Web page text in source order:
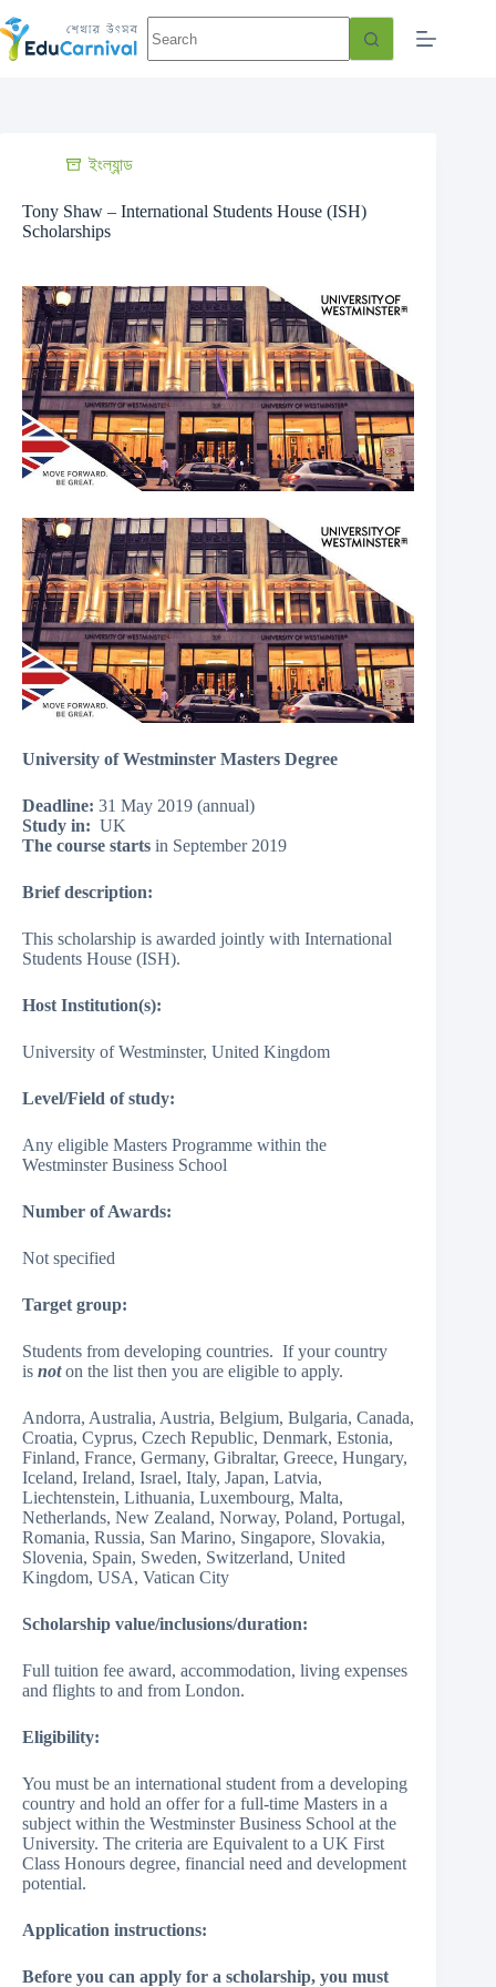
ইংল্যান্ড
Tony Shaw – International Students House (ISH)
Scholarships
University of Westminster Masters Degree
Deadline: 31 May 2019 (annual)
Study in: UK
The course starts in September 2019
Brief description:
This scholarship is awarded jointly with International
Students House (ISH).
Host Institution(s):
University of Westminster, United Kingdom
Level/Field of study:
Any eligible Masters Programme within the
Westminster Business School
Number of Awards:
Not specified
Target group:
Students from developing countries. If your country
is noton the list then you are eligible to apply.
Andorra, Australia, Austria, Belgium, Bulgaria, Canada,
Croatia, Cyprus, Czech Republic, Denmark, Estonia,
Finland, France, Germany, Gibraltar, Greece, Hungary,
Iceland, Ireland, Israel, Italy, Japan, Latvia,
Liechtenstein, Lithuania, Luxembourg, Malta,
Netherlands, New Zealand, Norway, Poland, Portugal,
Romania, Russia, San Marino, Singapore, Slovakia,
Slovenia, Spain, Sweden, Switzerland, United
Kingdom, USA, Vatican City
Scholarship value/inclusions/duration:
Full tuition fee award, accommodation, living expenses
and flights to and from London.
Eligibility:
You must be an international student from a developing
country and hold an offer for a full-time Masters in a
subject within the Westminster Business School at the
University. The criteria are Equivalent to a UK First
Class Honours degree, financial need and development
potential.
Application instructions:
Before you can apply for a scholarship, you must